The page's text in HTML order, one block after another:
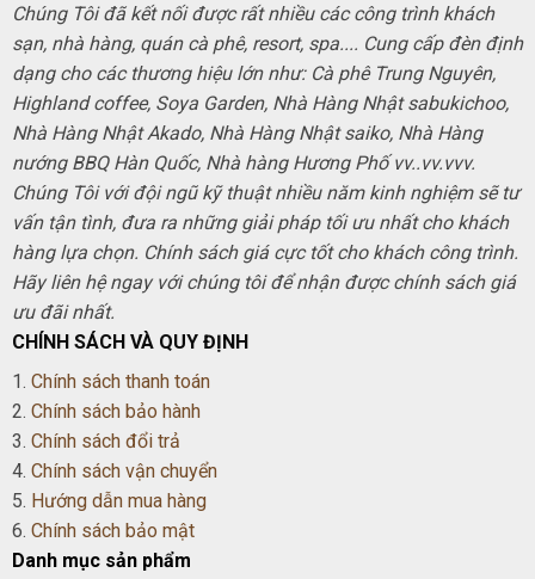
Chúng Tôi đã kết nối được rất nhiều các công trình khách
sạn, nhà hàng, quán cà phê, resort, spa.... Cung cấp đèn định
dạng cho các thương hiệu lớn như: Cà phê Trung Nguyên,
Highland coffee, Soya Garden, Nhà Hàng Nhật sabukichoo,
Nhà Hàng Nhật Akado, Nhà Hàng Nhật saiko, Nhà Hàng
nướng BBQ Hàn Quốc, Nhà hàng Hương Phố vv..vv.vvv.
Chúng Tôi với đội ngũ kỹ thuật nhiều năm kinh nghiệm sẽ tư
vấn tận tình, đưa ra những giải pháp tối ưu nhất cho khách
hàng lựa chọn. Chính sách giá cực tốt cho khách công trình.
Hãy liên hệ ngay với chúng tôi để nhận được chính sách giá
ưu đãi nhất.
CHÍNH SÁCH VÀ QUY ĐỊNH
1. Chính sách thanh toán
2. Chính sách bảo hành
3. Chính sách đổi trả
4. Chính sách vận chuyển
5. Hướng dẫn mua hàng
6. Chính sách bảo mật
Danh mục sản phẩm